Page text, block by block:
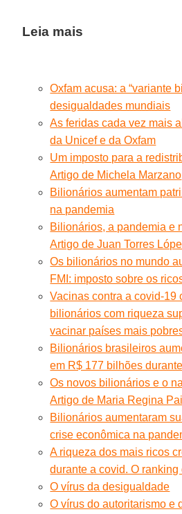
Leia mais
Oxfam acusa: a “variante
desigualdades mundiais
As feridas cada vez mais
da Unicef e da Oxfam
Um imposto para a
Artigo de Michela Marzano
Bilionários aumentam
na pandemia
Bilionários, a pandemia e
Artigo de Juan Torres
Os bilionários no mundo
FMI: imposto sobre os
Vacinas contra a covid-19
bilionários com riqueza
vacinar países mais
Bilionários brasileiros
em R$ 177 bilhões
Os novos bilionários e o
Artigo de Maria Regina
Bilionários aumentaram
crise econômica na
A riqueza dos mais ricos
durante a covid. O
O vírus da desigualdade
O vírus do autoritarismo e